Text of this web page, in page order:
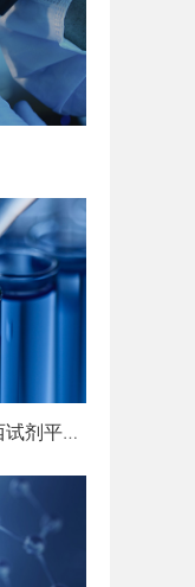
上海逐耀医药科技（美迪西试剂平台）